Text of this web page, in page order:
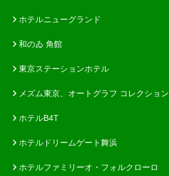
ホテルニューグランド
和のゐ 角館
東京ステーションホテル
メズム東京、オートグラフ コレクション
ホテルB4T
ホテルドリームゲート舞浜
ホテルファミリーオ・フォルクローロ